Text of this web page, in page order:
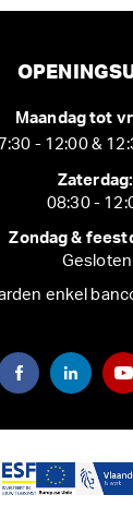
Maandag tot
- 12:00 &
Zaterdag:
08:30 -
Zondag &
Gesloten
enkel